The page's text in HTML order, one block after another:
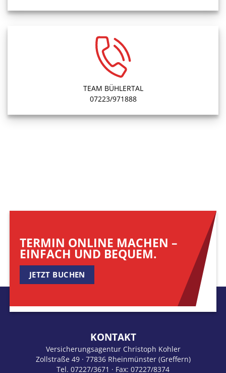
TEAM BÜHLERTAL
07223/971888
TERMIN ONLINE MACHEN –
EINFACH UND BEQUEM.
JETZT BUCHEN
KONTAKT
Versicherungsagentur Christoph Kohler
Zollstraße 49 · 77836 Rheinmünster (Greffern)
Tel. 07227/3671 · Fax: 07227/8374